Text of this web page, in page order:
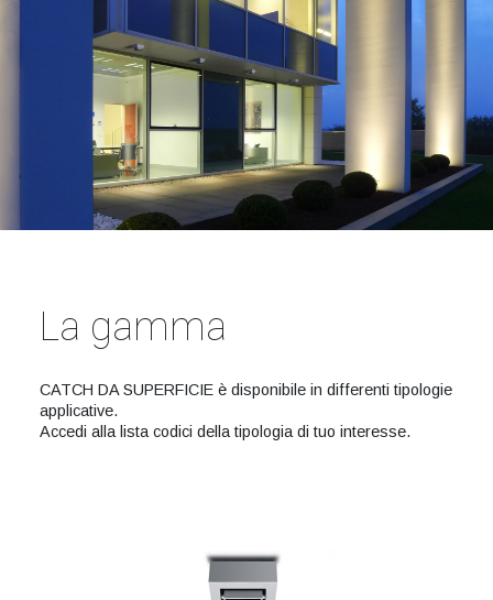
La gamma
CATCH DA SUPERFICIE è disponibile in differenti tipologie
applicative.
Accedi alla lista codici della tipologia di tuo interesse.